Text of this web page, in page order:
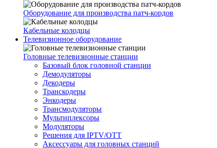
Оборудование для производства патч-кордов
Кабельные колодцы
Телевизионное оборудование
Головные телевизионные станции
Базовый блок головной станции
Демодуляторы
Декодеры
Транскодеры
Энкодеры
Трансмодуляторы
Мультиплексоры
Модуляторы
Решения для IPTV/OTT
Аксессуары для головных станций